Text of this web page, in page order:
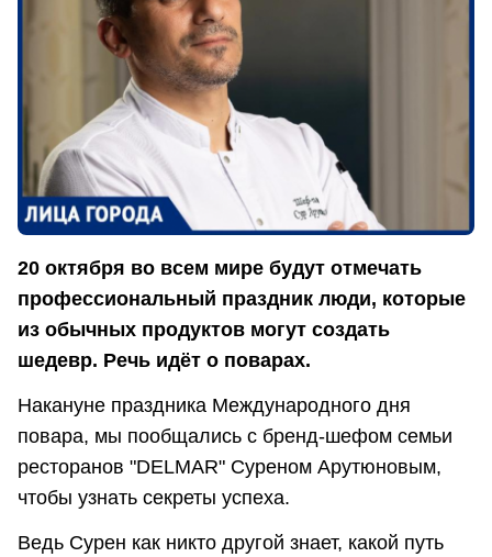
20 октября во всем мире будут отмечать
профессиональный праздник люди, которые
из обычных продуктов могут создать
шедевр. Речь идёт о поварах.
Накануне праздника Международного дня
повара, мы пообщались с бренд-шефом семьи
ресторанов "DELMAR" Суреном Арутюновым,
чтобы узнать секреты успеха.
Ведь Сурен как никто другой знает, какой путь